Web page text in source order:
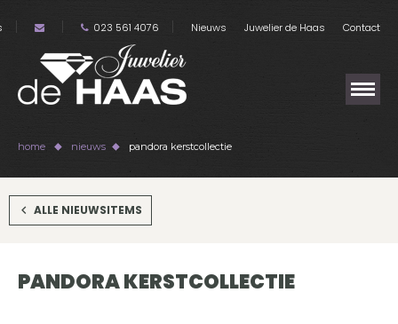
023 561 4076 Nieuws Juwelier de Haas Contact
home nieuws pandora kerstcollectie
ALLE NIEUWSITEMS
PANDORA KERSTCOLLECTIE